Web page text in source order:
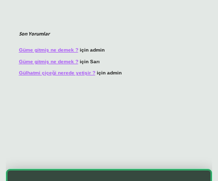
Son Yorumlar
Güme gitmiş ne demek ?için admin
Güme gitmiş ne demek ?için Sarı
Gülhatmi çiçeği nerede yetişir ?için admin